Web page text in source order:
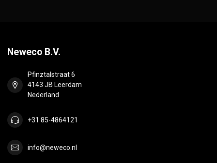
Neweco B.V.
Pfinztalstraat 6
4143 JB Leerdam
Nederland
+31 85-4864121
info@neweco.nl